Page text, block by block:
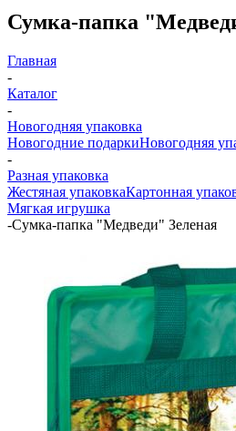
Сумка-папка
Главная
-
Каталог
-
Новогодняя упаковка
Новогодние подаркиНовогодняя
-
Разная упаковка
Жестяная упаковкаКартонная
Мягкая игрушка
-Сумка-папка "Медведи" Зеленая